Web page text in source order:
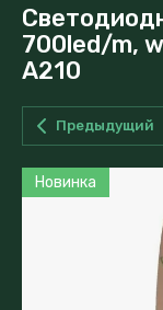
700led/m,
A210
Предыдущий
Новинка